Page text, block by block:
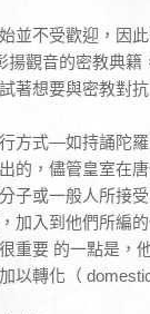
並不受歡迎，因
揚觀音的密教典
著想要與密教對
方式—如持誦陀
的，儘管皇室在
子或一般人所接
加入到他們所編
重要 的一點是，
以轉化（